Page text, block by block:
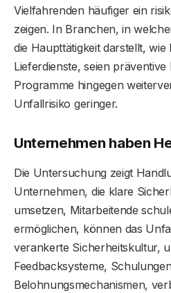
Vielfahrenden häufiger ein
zeigen. In Branchen, in
die Haupttätigkeit darstellt, wie
Lieferdienste, seien
Programme hingegen
Unfallrisiko geringer.
Unternehmen haben
Die Untersuchung zeigt
Unternehmen, die klare
umsetzen, Mitarbeitende
ermöglichen, können das
verankerte Sicherheitskultur,
Feedbacksysteme,
Belohnungsmechanismen,